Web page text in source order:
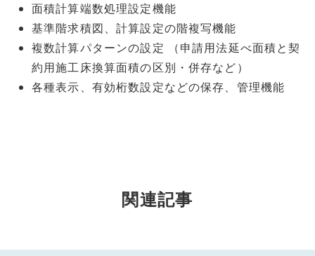
面積計算端数処理設定機能
基準階求積図、計算設定の階複写機能
複数計算パターンの設定 （申請用法延べ面積と契
約用施工床換算面積の区別・併存など）
各種表示、有効桁数設定などの保存、管理機能
関連記事